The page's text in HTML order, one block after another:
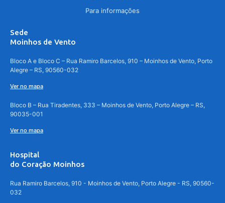
Para informações
Sede
Moinhos de Vento
Bloco A e Bloco C – Rua Ramiro Barcelos, 910 – Moinhos de Vento, Porto
Alegre – RS, 90560-032
Ver no mapa
Bloco B – Rua Tiradentes, 333 – Moinhos de Vento, Porto Alegre – RS,
90035-001
Ver no mapa
Hospital
do Coração Moinhos
Rua Ramiro Barcelos, 910 - Moinhos de Vento, Porto Alegre - RS, 90560-
032